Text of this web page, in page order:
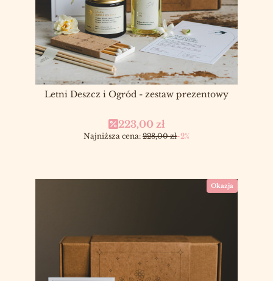
Letni Deszcz i Ogród - zestaw prezentowy
Cena promocyjna
223,00 zł
Najniższa cena: 228,00 zł-2%
Okazja